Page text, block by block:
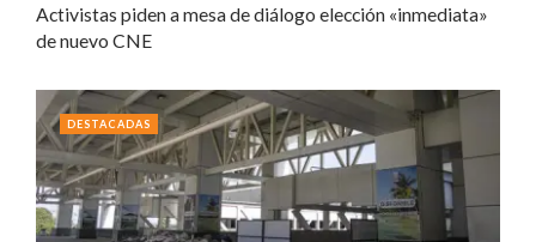
Activistas piden a mesa de diálogo elección «inmediata»
de nuevo CNE
DESTACADAS